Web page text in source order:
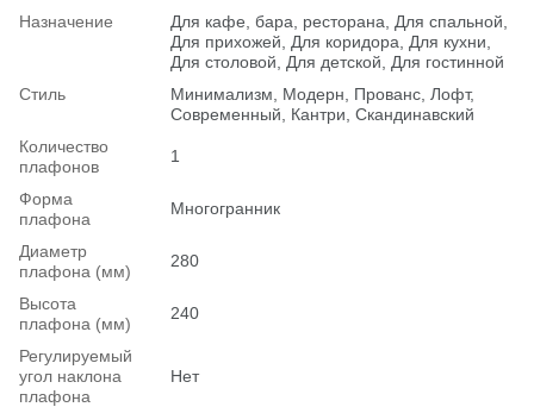
Назначение
Для кафе, бара, ресторана, Для спальной,
Для прихожей, Для коридора, Для кухни,
Для столовой, Для детской, Для гостинной
Стиль
Минимализм, Модерн, Прованс, Лофт,
Современный, Кантри, Скандинавский
Количество
плафонов
1
Форма
плафона
Многогранник
Диаметр
плафона (мм)
280
Высота
плафона (мм)
240
Регулируемый
угол наклона
плафона
Нет